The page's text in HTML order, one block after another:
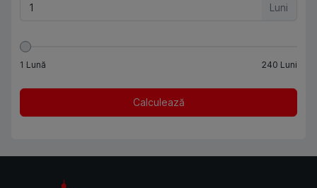
Luni
1 Lună 240 Luni
Calculează